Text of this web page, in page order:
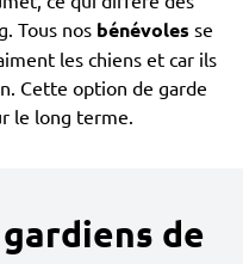
Tous nos bénévoles se
les chiens et car ils
Cette option de garde
le long terme.
de